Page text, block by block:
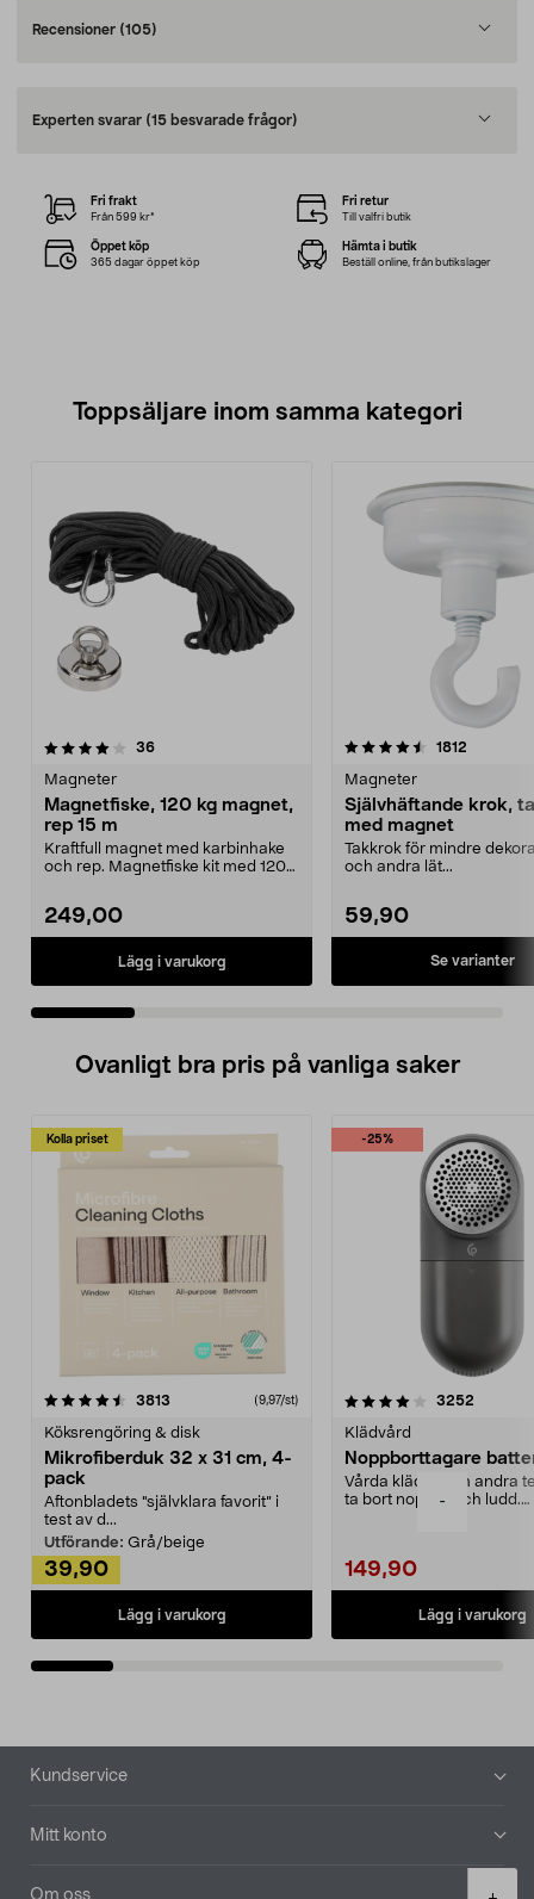
-
Recensioner (105)
Experten svarar (15 besvarade frågor)
Fri frakt
Från 599 kr*
Fri retur
Till valfri butik
Öppet köp
365 dagar öppet köp
Hämta i butik
Beställ online, från butikslager
Toppsäljare inom samma kategori
36recensioner
Magneter
Magnetfiske, 120 kg magnet,
rep 15 m
Kraftfull magnet med karbinhake
och rep. Magnetfiske kit med 120
249,00
Lägg i varukorg
4.5 av 5 stjärnor 1812
Magneter
Självhäftande krok,
med magnet
Takkrok för mindre
och andra lät...
59,90
Se varianter
3.5 av 5 stjärnor
Ovanligt bra pris på vanliga saker
Kolla priset
3813 (9,97/st)
Köksrengöring & disk
Mikrofiberduk 32 x 31 cm, 4-
pack
Aftonbladets "självklara favorit” i
test av d...
Utförande: Grå/beige
39,90
Lägg i varukorg
-25%
4.0av 5 stjärnor 3252
Klädvård
Noppborttagare
Vårda kläder och andra
ta bort noppor och ludd.
149,90
Lägg i varukorg
4.5av 5 stjärnor
Sidfot
Kundservice
Mitt konto
Om oss